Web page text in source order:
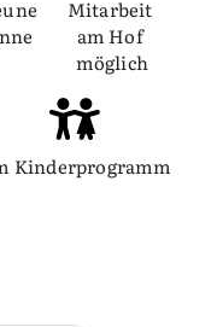
Mitarbeit
am Hof
möglich
Kinderprogramm